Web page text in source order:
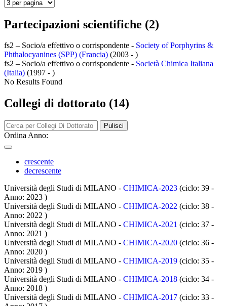
Partecipazioni scientifiche (2)
fs2 – Socio/a effettivo o corrispondente - Society of Porphyrins &
Phthalocyanines (SPP) (Francia) (2003 - )
fs2 – Socio/a effettivo o corrispondente - Società Chimica Italiana
(Italia) (1997 - )
No Results Found
Collegi di dottorato (14)
Pulisci
Ordina Anno:
crescente
decrescente
Università degli Studi di MILANO - CHIMICA-2023 (ciclo: 39 -
Anno: 2023 )
Università degli Studi di MILANO - CHIMICA-2022 (ciclo: 38 -
Anno: 2022 )
Università degli Studi di MILANO - CHIMICA-2021 (ciclo: 37 -
Anno: 2021 )
Università degli Studi di MILANO - CHIMICA-2020 (ciclo: 36 -
Anno: 2020 )
Università degli Studi di MILANO - CHIMICA-2019 (ciclo: 35 -
Anno: 2019 )
Università degli Studi di MILANO - CHIMICA-2018 (ciclo: 34 -
Anno: 2018 )
Università degli Studi di MILANO - CHIMICA-2017 (ciclo: 33 -